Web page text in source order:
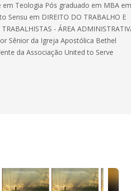
em Teologia Pós graduado em MBA em
Sensu em DIREITO DO TRABALHO E
- ÁREA
Sênior da Igreja Apostólica Bethel
da Associação United to Serve